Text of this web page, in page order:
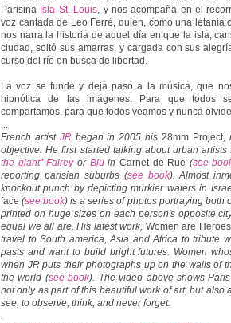
Parisina Isla St. Louis, y nos acompaña en el
voz cantada de Leo Ferré, quien, como una letanía
nos narra la historia de aquel día en que la isla,
ciudad, soltó sus amarras, y cargada con sus
curso del río en busca de libertad.
La voz se funde y deja paso a la música, que
hipnótica de las imágenes. Para que todos
compartamos, para que todos veamos y nunca
...
French artist JRbegan in 2005 his 28mm Project,
objective. He first started talking about urban artists
the giant” Faireyor Bluin Carnet de Rue (see
reporting parisian suburbs (see book). Almost
knockout punch by depicting murkier waters in
face (see book) is a series of photos portraying both
printed on huge sizes on each person's opposite
equal we all are. His latest work, Women are
travel to South america, Asia and Africa to tribute
pasts and want to build bright futures. Women
when JR puts their photographs up on the walls of
the world (see book). The video above shows
not only as part of this beautiful work of art, but also
see, to observe, think, and never forget.
.